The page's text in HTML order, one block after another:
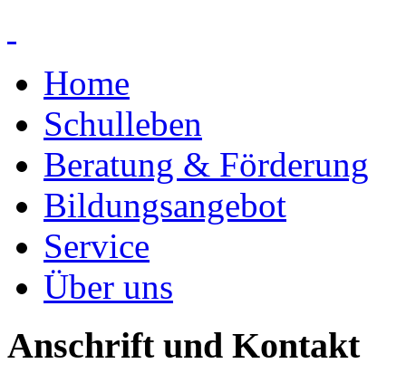
Home
Schulleben
Beratung & Förderung
Bildungsangebot
Service
Über uns
Anschrift und Kontakt